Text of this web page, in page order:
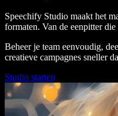
Speechify Studio maakt het
formaten. Van de eenpitter
Beheer je team eenvoudig,
creatieve campagnes sneller
Studio starten